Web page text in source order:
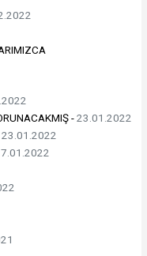
-23.01.2022
23.01.2022